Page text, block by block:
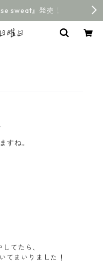
sweat』発売！
すね。
てたら、
てまいりました！